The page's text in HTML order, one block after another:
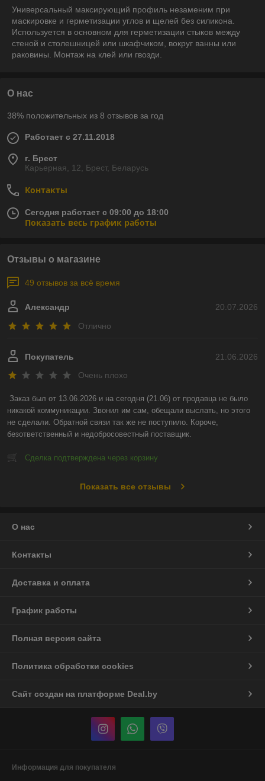
Универсальный максирующий профиль незаменим при
маскировке и герметизации углов и щелей без силикона.
Используется в основном для герметизации стыков между
стеной и столешницей или шкафчиком, вокруг ванны или
раковины. Монтаж на клей или гвозди.
О нас
38% положительных из 8 отзывов за год
Работает с 27.11.2018
г. Брест
Карьерная, 12, Брест, Беларусь
Контакты
Сегодня работает с 09:00 до 18:00
Показать весь график работы
Отзывы о магазине
49 отзывов за всё время
20.07.2026
Александр
Отлично
21.06.2026
Покупатель
Очень плохо
Заказ был от 13.06.2026 и на сегодня (21.06) от продавца не было
никакой коммуникации. Звонил им сам, обещали выслать, но этого
не сделали. Обратной связи так же не поступило. Короче,
безответственный и недобросовестный поставщик.
Сделка подтверждена через корзину
Показать все отзывы
О нас
Контакты
Доставка и оплата
График работы
Полная версия сайта
Политика обработки cookies
Сайт создан на платформе Deal.by
Информация для покупателя